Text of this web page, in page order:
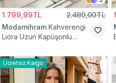
1.799,99TL 2.480,00TL
Modamihram Kahverengi
Liora Uzun Kapüşonlu
Ücretsiz Kargo